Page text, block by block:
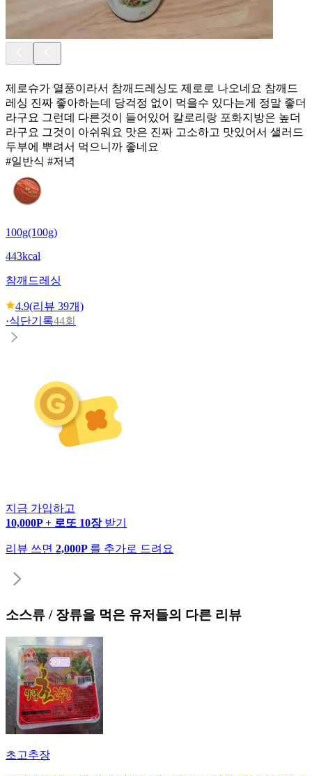
제로슈가 열풍이라서 참깨드레싱도 제로로 나오네요 참깨드
레싱 진짜 좋아하는데 당걱정 없이 먹을수 있다는게 정말 좋더
라구요 그런데 다른것이 들어있어 칼로리랑 포화지방은 높더
라구요 그것이 아쉬워요 맛은 진짜 고소하고 맛있어서 샐러드
두부에 뿌려서 먹으니까 좋네요
#일반식 #저녁
100g(100g)
443kcal
참깨드레싱
4.9(리뷰 39개)
·식단기록44회
지금 가입하고
10,000P + 로또 10장 받기
리뷰 쓰면 2,000P 를 추가로 드려요
소스류 / 장류을 먹은 유저들의 다른 리뷰
초고추장